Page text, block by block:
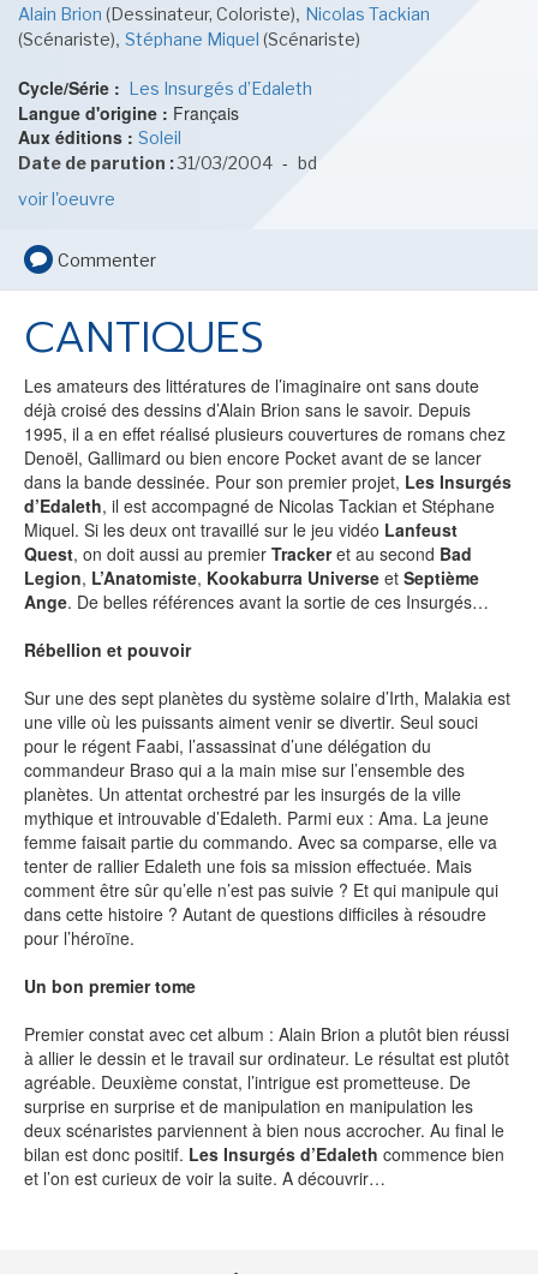
VOIR TOUTES LES RUBRIQUES
BD JEUNESSE
LIVRE
SÉRIE TV
ÉVÉNEMENTS
CONVENTION
EMISSION
AUTEURS&ÉDITEURS
AUTEURS & ARTISTES
Alain Brion (Dessinateur, Coloriste), Nicolas Tackian
(Scénariste), Stéphane Miquel (Scénariste)
Cycle/Série : Les Insurgés d’Edaleth
Langue d'origine : Français
Aux éditions : Soleil
Date de parution :31/03/2004 - bd
voir l'oeuvre
Commenter
CANTIQUES
Les amateurs des littératures de l’imaginaire ont sans doute
déjà croisé des dessins d’Alain Brion sans le savoir. Depuis
1995, il a en effet réalisé plusieurs couvertures de romans chez
Denoël, Gallimard ou bien encore Pocket avant de se lancer
dans la bande dessinée. Pour son premier projet, Les Insurgés
d’Edaleth, il est accompagné de Nicolas Tackian et Stéphane
Miquel. Si les deux ont travaillé sur le jeu vidéo Lanfeust
Quest, on doit aussi au premier Trackeret au second Bad
Legion, L’Anatomiste, Kookaburra Universe et Septième
Ange. De belles références avant la sortie de ces Insurgés…
Rébellion et pouvoir
Sur une des sept planètes du système solaire d’Irth, Malakia est
une ville où les puissants aiment venir se divertir. Seul souci
pour le régent Faabi, l’assassinat d’une délégation du
commandeur Braso qui a la main mise sur l’ensemble des
planètes. Un attentat orchestré par les insurgés de la ville
mythique et introuvable d’Edaleth. Parmi eux : Ama. La jeune
femme faisait partie du commando. Avec sa comparse, elle va
tenter de rallier Edaleth une fois sa mission effectuée. Mais
comment être sûr qu’elle n’est pas suivie ? Et qui manipule qui
dans cette histoire ? Autant de questions difficiles à résoudre
pour l’héroïne.
Un bon premier tome
Premier constat avec cet album : Alain Brion a plutôt bien réussi
à allier le dessin et le travail sur ordinateur. Le résultat est plutôt
agréable. Deuxième constat, l’intrigue est prometteuse. De
surprise en surprise et de manipulation en manipulation les
deux scénaristes parviennent à bien nous accrocher. Au final le
bilan est donc positif. Les Insurgés d’Edaleth commence bien
et l’on est curieux de voir la suite. A découvrir…